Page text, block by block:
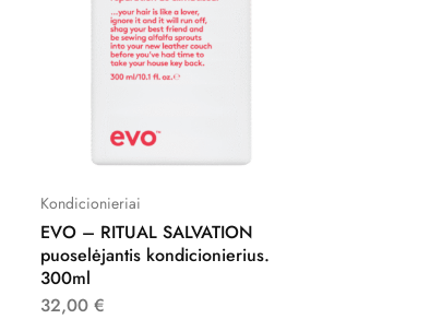
Kondicionieriai
EVO – RITUAL SALVATION
puoselėjantis kondicionierius.
300ml
32,00 €